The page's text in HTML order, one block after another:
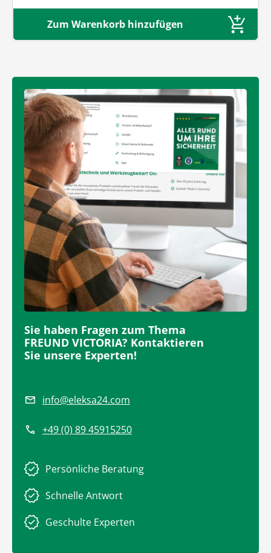
Zum Warenkorb hinzufügen
Sie haben Fragen zum Thema
FREUND VICTORIA? Kontaktieren
Sie unsere Experten!
info@eleksa24.com
+49 (0) 89 45915250
Persönliche Beratung
Schnelle Antwort
Geschulte Experten